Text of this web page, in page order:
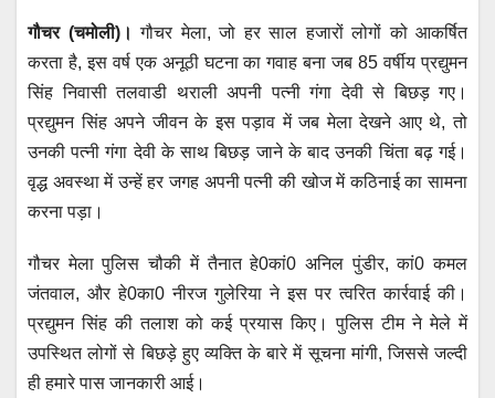
at
s
A
p
p
c
e
b
o
o
wi
tt
er
m
ail ss
e
n
g
er
e
gr
a
m
गौचर (चमोली)। गौचर मेला, जो हर साल हजारों लोगों को आकर्षित
करता है, इस वर्ष एक अनूठी घटना का गवाह बना जब 85 वर्षीय प्रद्युमन
सिंह निवासी तलवाडी थराली अपनी पत्नी गंगा देवी से बिछड़ गए।
प्रद्युमन सिंह अपने जीवन के इस पड़ाव में जब मेला देखने आए थे, तो
उनकी पत्नी गंगा देवी के साथ बिछड़ जाने के बाद उनकी चिंता बढ़ गई।
वृद्ध अवस्था में उन्हें हर जगह अपनी पत्नी की खोज में कठिनाई का सामना
करना पड़ा।
गौचर मेला पुलिस चौकी में तैनात हे0कां0 अनिल पुंडीर, कां0 कमल
जंतवाल, और हे0का0 नीरज गुलेरिया ने इस पर त्वरित कार्रवाई की।
प्रद्युमन सिंह की तलाश को कई प्रयास किए। पुलिस टीम ने मेले में
उपस्थित लोगों से बिछड़े हुए व्यक्ति के बारे में सूचना मांगी, जिससे जल्दी
ही हमारे पास जानकारी आई।